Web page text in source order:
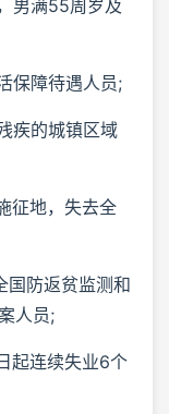
男满55周岁及
保障待遇人员;
疾的城镇区域
征地，失去全
国防返贫监测和
人员;
起连续失业6个